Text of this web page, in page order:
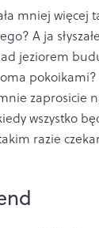
mniej więcej
A ja
jeziorem
pokoikami?
zaprosicie
wszystko
razie